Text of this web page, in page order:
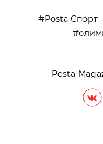
Posta Спорт
Posta-